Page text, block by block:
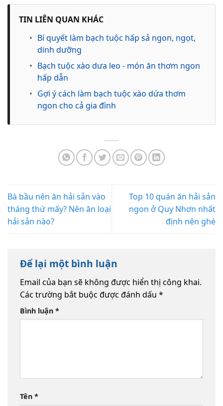
TIN LIÊN QUAN KHÁC
• Bí quyết làm bạch tuộc hấp sả ngon, ngọt,
dinh dưỡng
• Bạch tuộc xào dưa leo - món ăn thơm ngon
hấp dẫn
• Gợi ý cách làm bạch tuộc xào dứa thơm
ngon cho cả gia đình
Bà bầu nên ăn hải sản vào
tháng thứ mấy? Nên ăn loại
hải sản nào?
Top 10 quán ăn hải sản
ngon ở Quy Nhơn nhất
định nên ghé
Để lại một bình luận
Email của bạn sẽ không được hiển thị công khai.
Các trường bắt buộc được đánh dấu *
Bình luận *
Tên *